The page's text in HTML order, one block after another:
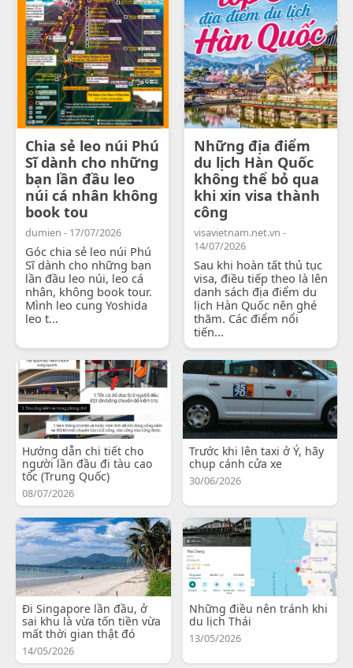
Chia sẻ leo núi Phú
Sĩ dành cho những
bạn lần đầu leo
núi cá nhân không
book tou
dumien - 17/07/2026
Góc chia sẻ leo núi Phú
Sĩ dành cho những bạn
lần đầu leo núi, leo cá
nhân, không book tour.
Mình leo cung Yoshida
leo t...
Những địa điểm
du lịch Hàn Quốc
không thể bỏ qua
khi xin visa thành
công
visavietnam.net.vn -
14/07/2026
Sau khi hoàn tất thủ tục
visa, điều tiếp theo là lên
danh sách địa điểm du
lịch Hàn Quốc nên ghé
thăm. Các điểm nổi
tiến...
Hướng dẫn chi tiết cho
người lần đầu đi tàu cao
tốc (Trung Quốc)
08/07/2026
Trước khi lên taxi ở Ý, hãy
chụp cánh cửa xe
30/06/2026
Đi Singapore lần đầu, ở
sai khu là vừa tốn tiền vừa
mất thời gian thật đó
14/05/2026
Những điều nên tránh khi
du lịch Thái
13/05/2026